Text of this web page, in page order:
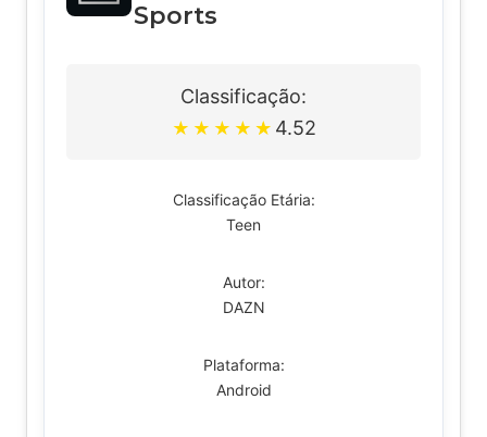
Sports
Classificação:
★ ★ ★ ★ ★ 4.52
Classificação Etária:
Teen
Autor:
DAZN
Plataforma:
Android